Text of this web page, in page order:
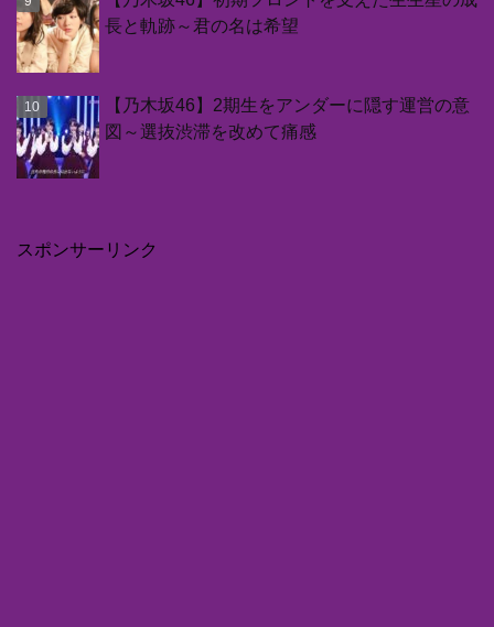
長と軌跡～君の名は希望
【乃木坂46】2期生をアンダーに隠す運営の意
図～選抜渋滞を改めて痛感
スポンサーリンク